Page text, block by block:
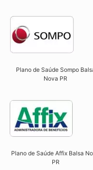
Plano de Saúde Sompo
Nova PR​
Plano de Saúde Affix Balsa
PR​